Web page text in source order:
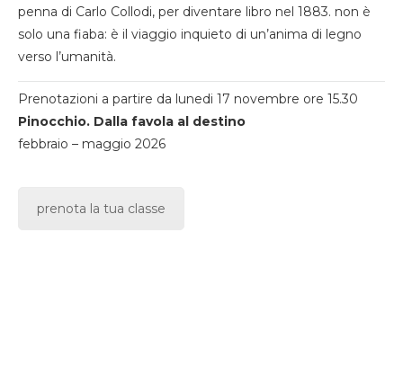
penna di Carlo Collodi, per diventare libro nel 1883. non è
solo una fiaba: è il viaggio inquieto di un’anima di legno
verso l’umanità.
Prenotazioni a partire da lunedi 17 novembre ore 15.30
Pinocchio. Dalla favola al destino
febbraio – maggio 2026
prenota la tua classe